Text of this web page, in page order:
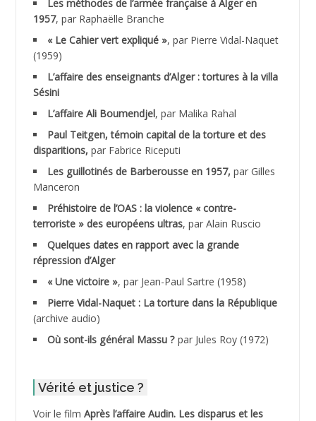
ABNOUN Salah
ACHACHE M.*
ACHLAF Ali
ADALMI
ADANE Ramdane *
ADDAD
ADDALA Boualem*
ADDANE
ADDECHE Rachid
ADELIOUAT Vve AIT SAADA
Les méthodes de l’armée française à Alger en
1957, par Raphaëlle Branche
« Le Cahier vert expliqué », par Pierre Vidal-Naquet
(1959)
L’affaire des enseignants d’Alger : tortures à la villa
Sésini
L’affaire Ali Boumendjel, par Malika Rahal
Paul Teitgen, témoin capital de la torture et des
disparitions, par Fabrice Riceputi
Les guillotinés de Barberousse en 1957, par Gilles
Manceron
Préhistoire de l’OAS : la violence « contre-
terroriste » des européens ultras, par Alain Ruscio
Quelques dates en rapport avec la grande
répression d’Alger
« Une victoire », par Jean-Paul Sartre (1958)
Pierre Vidal-Naquet : La torture dans la République
(archive audio)
Où sont-ils général Massu ? par Jules Roy (1972)
Vérité et justice ?
Voir le film Après l’affaire Audin. Les disparus et les